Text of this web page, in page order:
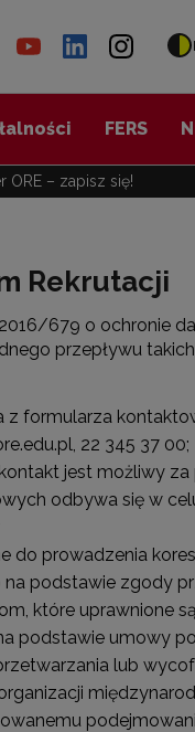
FERS
ORE – zapisz się!
Rekrutacji
679 o ochronie
przepływu
22 345 37 00;
jest możliwy za
odbywa się w
prowadzenia
podstawie zgody
które uprawnione
podstawie umowy
lub